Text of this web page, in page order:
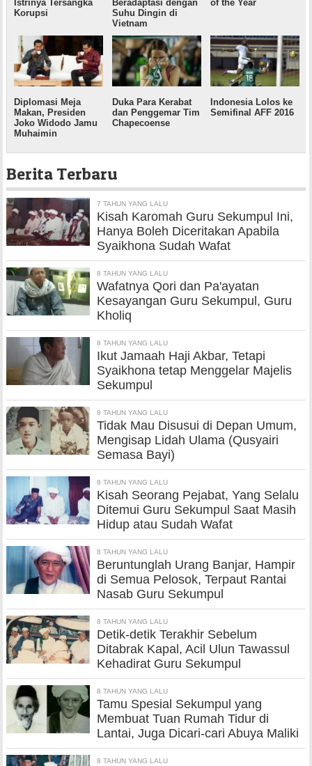
Istrinya Tersangka
Korupsi
Beradaptasi dengan
Suhu Dingin di
Vietnam
of the Year
Diplomasi Meja
Makan, Presiden
Joko Widodo Jamu
Muhaimin
Duka Para Kerabat
dan Penggemar Tim
Chapecoense
Indonesia Lolos ke
Semifinal AFF 2016
Berita Terbaru
7 TAHUN YANG LALU
Kisah Karomah Guru Sekumpul Ini,
Hanya Boleh Diceritakan Apabila
Syaikhona Sudah Wafat
8 TAHUN YANG LALU
Wafatnya Qori dan Pa'ayatan
Kesayangan Guru Sekumpul, Guru
Kholiq
8 TAHUN YANG LALU
Ikut Jamaah Haji Akbar, Tetapi
Syaikhona tetap Menggelar Majelis
Sekumpul
8 TAHUN YANG LALU
Tidak Mau Disusui di Depan Umum,
Mengisap Lidah Ulama (Qusyairi
Semasa Bayi)
8 TAHUN YANG LALU
Kisah Seorang Pejabat, Yang Selalu
Ditemui Guru Sekumpul Saat Masih
Hidup atau Sudah Wafat
8 TAHUN YANG LALU
Beruntunglah Urang Banjar, Hampir
di Semua Pelosok, Terpaut Rantai
Nasab Guru Sekumpul
8 TAHUN YANG LALU
Detik-detik Terakhir Sebelum
Ditabrak Kapal, Acil Ulun Tawassul
Kehadirat Guru Sekumpul
8 TAHUN YANG LALU
Tamu Spesial Sekumpul yang
Membuat Tuan Rumah Tidur di
Lantai, Juga Dicari-cari Abuya Maliki
8 TAHUN YANG LALU